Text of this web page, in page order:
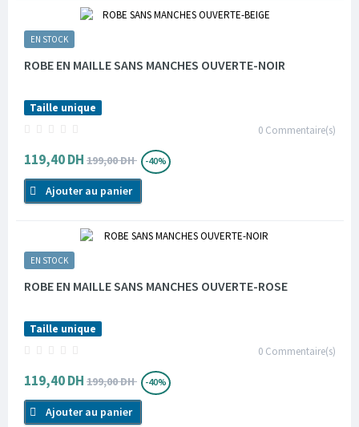
EN STOCK
ROBE EN MAILLE SANS MANCHES OUVERTE-NOIR
Taille unique
0 Commentaire(s)
119,40 DH 199,00 DH -40%
Ajouter au panier
EN STOCK
ROBE EN MAILLE SANS MANCHES OUVERTE-ROSE
Taille unique
0 Commentaire(s)
119,40 DH 199,00 DH -40%
Ajouter au panier